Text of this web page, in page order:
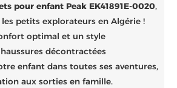
pour enfant Peak EK41891E-0020,
petits explorateurs en Algérie !
optimal et un style
décontractées
enfant dans toutes ses aventures,
aux sorties en famille.